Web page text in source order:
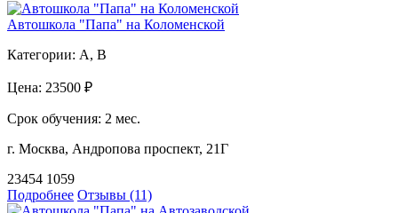
Автошкола "Папа" на Коломенской
Категории: A, B
Цена: 23500 ₽
Срок обучения: 2 мес.
г. Москва, Андропова проспект, 21Г
23454 1059
Подробнее Отзывы (11)